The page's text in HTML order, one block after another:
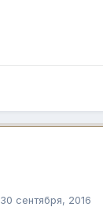
30 сентября, 2016